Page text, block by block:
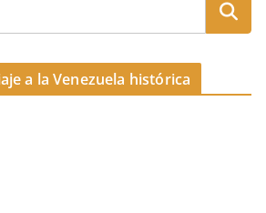
a la Venezuela histórica